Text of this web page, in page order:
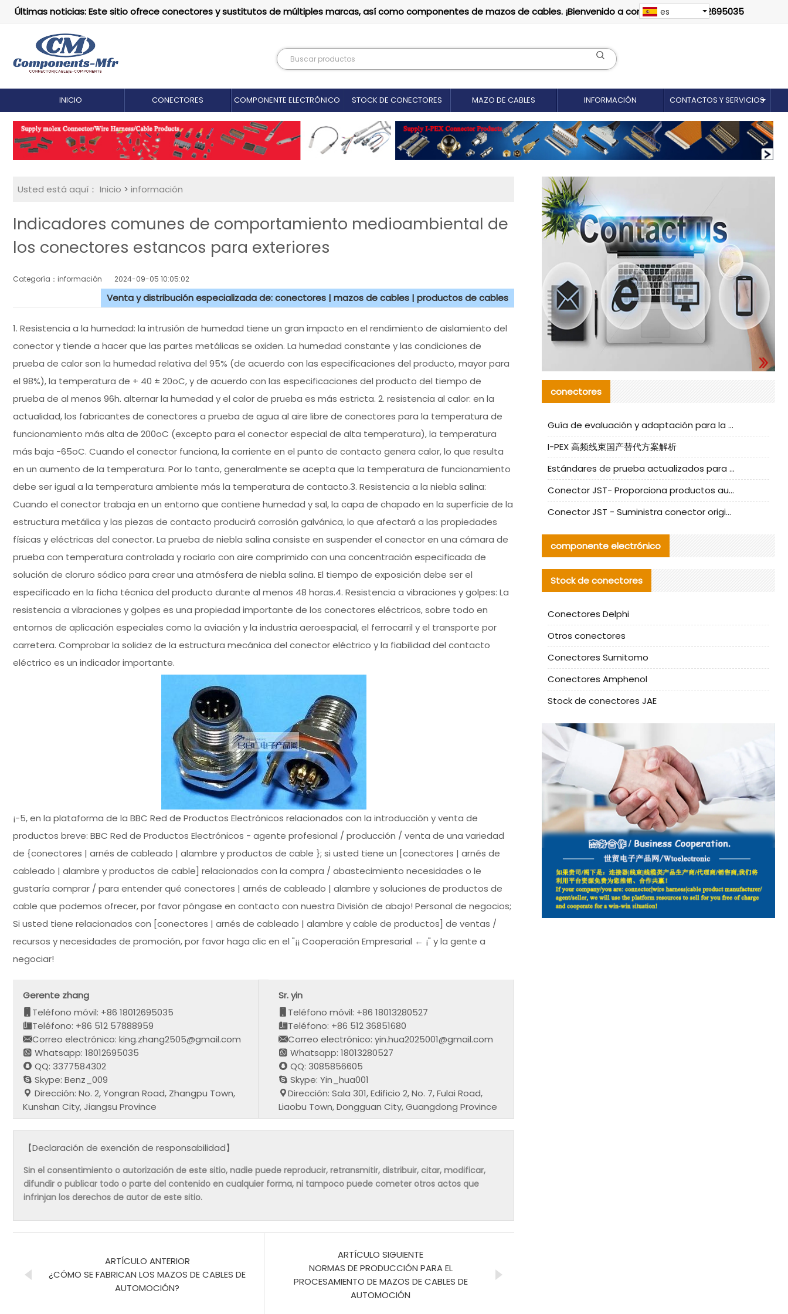
Últimas noticias: Este sitio ofrece conectores y sustitutos de múltiples marcas, así como componentes de mazos de cables. ¡Bienvenido a contactarnos: 18012695035
es
INICIO CONECTORES COMPONENTE ELECTRÓNICO STOCK DE CONECTORES MAZO DE CABLES INFORMACIÓN CONTACTOS Y SERVICIOS
Usted está aquí： Inicio > información
Indicadores comunes de comportamiento medioambiental de
los conectores estancos para exteriores
Categoría：información 2024-09-05 10:05:02
Venta y distribución especializada de: conectores | mazos de cables | productos de cables
1. Resistencia a la humedad: la intrusión de humedad tiene un gran impacto en el rendimiento de aislamiento del
conector y tiende a hacer que las partes metálicas se oxiden. La humedad constante y las condiciones de
prueba de calor son la humedad relativa del 95% (de acuerdo con las especificaciones del producto, mayor para
el 98%), la temperatura de + 40 ± 20oC, y de acuerdo con las especificaciones del producto del tiempo de
prueba de al menos 96h. alternar la humedad y el calor de prueba es más estricta. 2. resistencia al calor: en la
actualidad, los fabricantes de conectores a prueba de agua al aire libre de conectores para la temperatura de
funcionamiento más alta de 200oC (excepto para el conector especial de alta temperatura), la temperatura
más baja -65oC. Cuando el conector funciona, la corriente en el punto de contacto genera calor, lo que resulta
en un aumento de la temperatura. Por lo tanto, generalmente se acepta que la temperatura de funcionamiento
debe ser igual a la temperatura ambiente más la temperatura de contacto.3. Resistencia a la niebla salina:
Cuando el conector trabaja en un entorno que contiene humedad y sal, la capa de chapado en la superficie de la
estructura metálica y las piezas de contacto producirá corrosión galvánica, lo que afectará a las propiedades
físicas y eléctricas del conector. La prueba de niebla salina consiste en suspender el conector en una cámara de
prueba con temperatura controlada y rociarlo con aire comprimido con una concentración especificada de
solución de cloruro sódico para crear una atmósfera de niebla salina. El tiempo de exposición debe ser el
especificado en la ficha técnica del producto durante al menos 48 horas.4. Resistencia a vibraciones y golpes: La
resistencia a vibraciones y golpes es una propiedad importante de los conectores eléctricos, sobre todo en
entornos de aplicación especiales como la aviación y la industria aeroespacial, el ferrocarril y el transporte por
carretera. Comprobar la solidez de la estructura mecánica del conector eléctrico y la fiabilidad del contacto
eléctrico es un indicador importante.
¡-5, en la plataforma de la BBC Red de Productos Electrónicos relacionados con la introducción y venta de
productos breve: BBC Red de Productos Electrónicos - agente profesional / producción / venta de una variedad
de {conectores | arnés de cableado | alambre y productos de cable }; si usted tiene un [conectores | arnés de
cableado | alambre y productos de cable] relacionados con la compra / abastecimiento necesidades o le
gustaría comprar / para entender qué conectores | arnés de cableado | alambre y soluciones de productos de
cable que podemos ofrecer, por favor póngase en contacto con nuestra División de abajo! Personal de negocios;
Si usted tiene relacionados con [conectores | arnés de cableado | alambre y cable de productos] de ventas /
recursos y necesidades de promoción, por favor haga clic en el "¡¡ Cooperación Empresarial ← ¡" y la gente a
negociar!
Gerente zhang
Teléfono móvil: +86 18012695035
Teléfono: +86 512 57888959
Correo electrónico: king.zhang2505@gmail.com
Whatsapp: 18012695035
QQ: 3377584302
Skype: Benz_009
Dirección: No. 2, Yongran Road, Zhangpu Town,
Kunshan City, Jiangsu Province
Sr. yin
Teléfono móvil: +86 18013280527
Teléfono: +86 512 36851680
Correo electrónico: yin.hua2025001@gmail.com
Whatsapp: 18013280527
QQ: 3085856605
Skype: Yin_hua001
Dirección: Sala 301, Edificio 2, No. 7, Fulai Road,
Liaobu Town, Dongguan City, Guangdong Province
【Declaración de exención de responsabilidad】
Sin el consentimiento o autorización de este sitio, nadie puede reproducir, retransmitir, distribuir, citar, modificar,
difundir o publicar todo o parte del contenido en cualquier forma, ni tampoco puede cometer otros actos que
infrinjan los derechos de autor de este sitio.
ARTÍCULO ANTERIOR
¿CÓMO SE FABRICAN LOS MAZOS DE CABLES DE
AUTOMOCIÓN?
ARTÍCULO SIGUIENTE
NORMAS DE PRODUCCIÓN PARA EL
PROCESAMIENTO DE MAZOS DE CABLES DE
AUTOMOCIÓN
conectores
Guía de evaluación y adaptación para la producción en serie de componentes de cables nacionales para CNC Tech
I-PEX 高频线束国产替代方案解析
Estándares de prueba actualizados para conectores nacionales bajo la referencia de CLIFF
Conector JST- Proporciona productos auténticos y alternativos del conector JST NSHR-02V-S
Conector JST - Suministra conector original JST GHR-09V-S | productos alternativos
componente electrónico
Stock de conectores
Conectores Delphi
Otros conectores
Conectores Sumitomo
Conectores Amphenol
Stock de conectores JAE